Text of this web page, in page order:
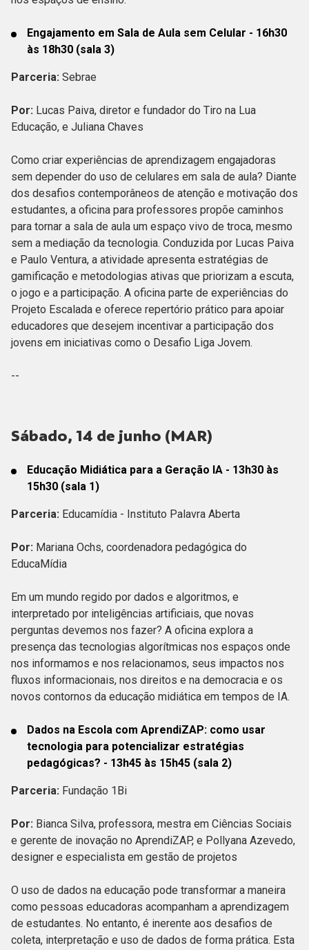
Engajamento em Sala de Aula sem Celular - 16h30
às 18h30 (sala 3)
Parceria: Sebrae
Por: Lucas Paiva, diretor e fundador do Tiro na Lua
Educação, e Juliana Chaves
Como criar experiências de aprendizagem engajadoras
sem depender do uso de celulares em sala de aula? Diante
dos desafios contemporâneos de atenção e motivação dos
estudantes, a oficina para professores propõe caminhos
para tornar a sala de aula um espaço vivo de troca, mesmo
sem a mediação da tecnologia. Conduzida por Lucas Paiva
e Paulo Ventura, a atividade apresenta estratégias de
gamificação e metodologias ativas que priorizam a escuta,
o jogo e a participação. A oficina parte de experiências do
Projeto Escalada e oferece repertório prático para apoiar
educadores que desejem incentivar a participação dos
jovens em iniciativas como o Desafio Liga Jovem.
--
Sábado, 14 de junho (MAR)
Educação Midiática para a Geração IA - 13h30 às
15h30 (sala 1)
Parceria: Educamídia - Instituto Palavra Aberta
Por: Mariana Ochs, coordenadora pedagógica do
EducaMídia
Em um mundo regido por dados e algoritmos, e
interpretado por inteligências artificiais, que novas
perguntas devemos nos fazer? A oficina explora a
presença das tecnologias algorítmicas nos espaços onde
nos informamos e nos relacionamos, seus impactos nos
fluxos informacionais, nos direitos e na democracia e os
novos contornos da educação midiática em tempos de IA.
Dados na Escola com AprendiZAP: como usar
tecnologia para potencializar estratégias
pedagógicas? - 13h45 às 15h45 (sala 2)
Parceria: Fundação 1Bi
Por: Bianca Silva, professora, mestra em Ciências Sociais
e gerente de inovação no AprendiZAP, e Pollyana Azevedo,
designer e especialista em gestão de projetos
O uso de dados na educação pode transformar a maneira
como pessoas educadoras acompanham a aprendizagem
de estudantes. No entanto, é inerente aos desafios de
coleta, interpretação e uso de dados de forma prática. Esta